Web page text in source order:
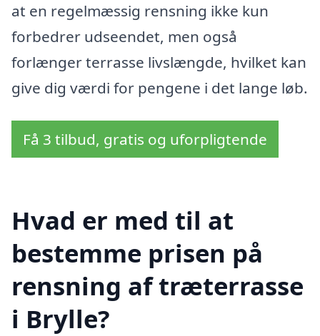
at en regelmæssig rensning ikke kun
forbedrer udseendet, men også
forlænger terrasse livslængde, hvilket kan
give dig værdi for pengene i det lange løb.
Få 3 tilbud, gratis og uforpligtende
Hvad er med til at
bestemme prisen på
rensning af træterrasse
i Brylle?